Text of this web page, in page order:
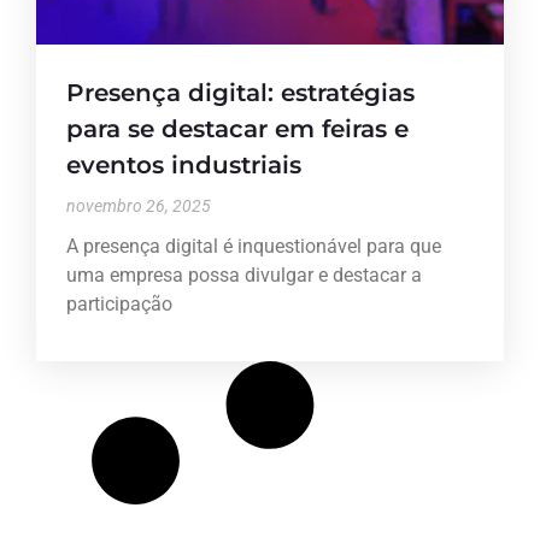
Presença digital: estratégias
para se destacar em feiras e
eventos industriais
novembro 26, 2025
A presença digital é inquestionável para que
uma empresa possa divulgar e destacar a
participação